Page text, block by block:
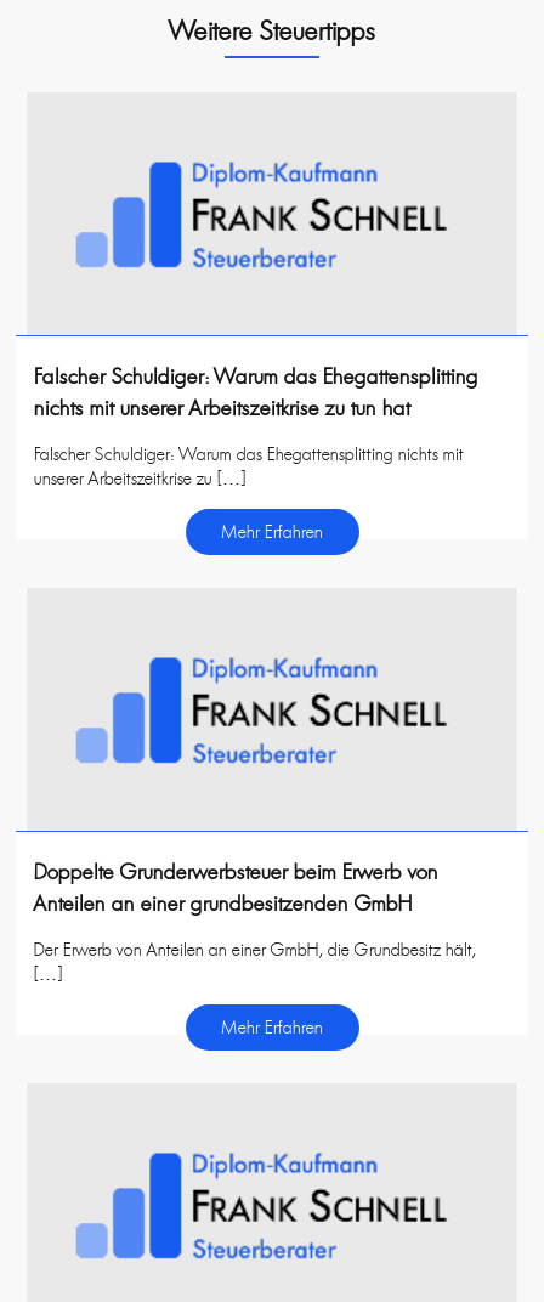
Weitere Steuertipps
Falscher Schuldiger: Warum das Ehegattensplitting
nichts mit unserer Arbeitszeitkrise zu tun hat
Falscher Schuldiger: Warum das Ehegattensplitting nichts mit
unserer Arbeitszeitkrise zu […]
Mehr Erfahren
Doppelte Grunderwerbsteuer beim Erwerb von
Anteilen an einer grundbesitzenden GmbH
Der Erwerb von Anteilen an einer GmbH, die Grundbesitz hält,
[…]
Mehr Erfahren